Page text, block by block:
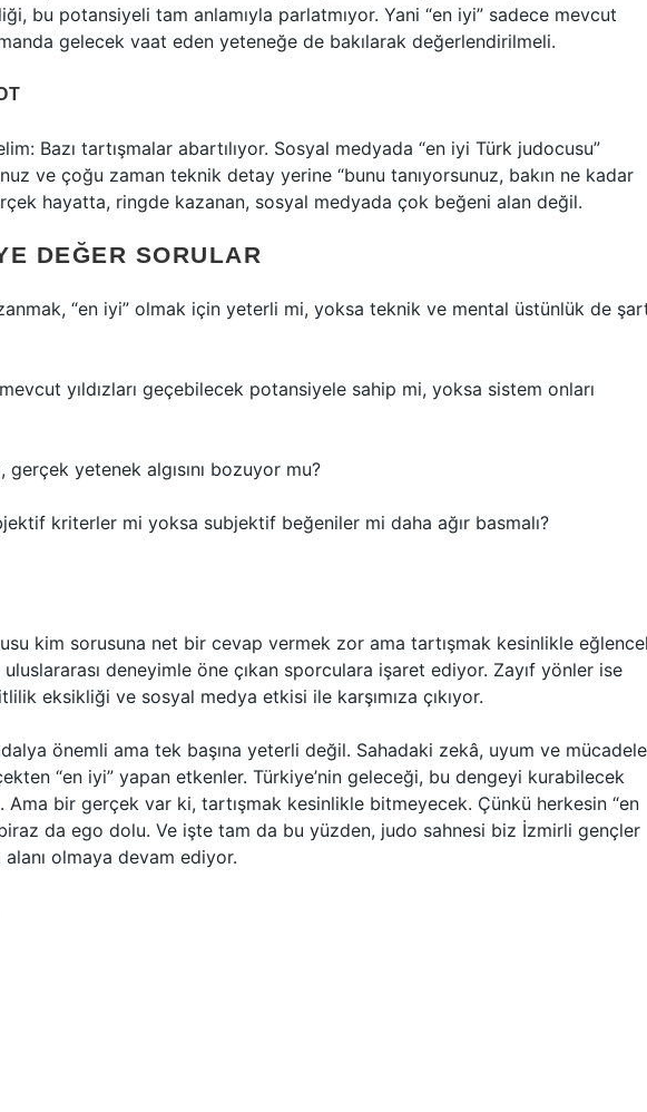
bu potansiyeli tam anlamıyla parlatmıyor. Yani “en iyi” sadece mevcut
gelecek vaat eden yeteneğe de bakılarak değerlendirilmeli.
Bazı tartışmalar abartılıyor. Sosyal medyada “en iyi Türk judocusu”
ve çoğu zaman teknik detay yerine “bunu tanıyorsunuz, bakın ne kadar
hayatta, ringde kazanan, sosyal medyada çok beğeni alan değil.
DEĞER SORULAR
“en iyi” olmak için yeterli mi, yoksa teknik ve mental üstünlük de
yıldızları geçebilecek potansiyele sahip mi, yoksa sistem onları
gerçek yetenek algısını bozuyor mu?
kriterler mi yoksa subjektif beğeniler mi daha ağır basmalı?
kim sorusuna net bir cevap vermek zor ama tartışmak kesinlikle
deneyimle öne çıkan sporculara işaret ediyor. Zayıf yönler ise
eksikliği ve sosyal medya etkisi ile karşımıza çıkıyor.
önemli ama tek başına yeterli değil. Sahadaki zekâ, uyum ve mücadele
“en iyi” yapan etkenler. Türkiye’nin geleceği, bu dengeyi kurabilecek
Ama bir gerçek var ki, tartışmak kesinlikle bitmeyecek. Çünkü herkesin “en
biraz da ego dolu. Ve işte tam da bu yüzden, judo sahnesi biz İzmirli gençler
olmaya devam ediyor.